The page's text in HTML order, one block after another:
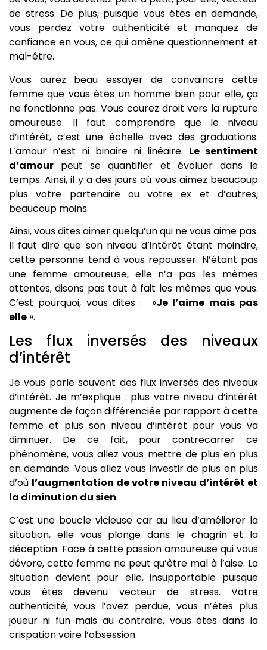
de stress. De plus, puisque vous êtes en demande,
vous perdez votre authenticité et manquez de
confiance en vous, ce qui amène questionnement et
mal-être.
Vous aurez beau essayer de convaincre cette
femme que vous êtes un homme bien pour elle, ça
ne fonctionne pas. Vous courez droit vers la rupture
amoureuse. Il faut comprendre que le niveau
d’intérêt, c’est une échelle avec des graduations.
L’amour n’est ni binaire ni linéaire. Le sentiment
d’amour peut se quantifier et évoluer dans le
temps. Ainsi, il y a des jours où vous aimez beaucoup
plus votre partenaire ou votre ex et d’autres,
beaucoup moins.
Ainsi, vous dites aimer quelqu’un qui ne vous aime pas.
Il faut dire que son niveau d’intérêt étant moindre,
cette personne tend à vous repousser. N’étant pas
une femme amoureuse, elle n’a pas les mêmes
attentes, disons pas tout à fait les mêmes que vous.
C’est pourquoi, vous dites : »Je l’aime mais pas
elle ».
Les flux inversés des niveaux
d’intérêt
Je vous parle souvent des flux inversés des niveaux
d’intérêt. Je m’explique : plus votre niveau d’intérêt
augmente de façon différenciée par rapport à cette
femme et plus son niveau d’intérêt pour vous va
diminuer. De ce fait, pour contrecarrer ce
phénomène, vous allez vous mettre de plus en plus
en demande. Vous allez vous investir de plus en plus
d’où l’augmentation de votre niveau d’intérêt et
la diminution du sien.
C’est une boucle vicieuse car au lieu d’améliorer la
situation, elle vous plonge dans le chagrin et la
déception. Face à cette passion amoureuse qui vous
dévore, cette femme ne peut qu’être mal à l’aise. La
situation devient pour elle, insupportable puisque
vous êtes devenu vecteur de stress. Votre
authenticité, vous l’avez perdue, vous n’êtes plus
joueur ni fun mais au contraire, vous êtes dans la
crispation voire l’obsession.